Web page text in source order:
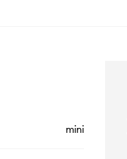
mini